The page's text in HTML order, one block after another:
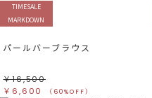
TIMESALE
MARKDOWN
パールバーブラウス
￥16,500
￥6,600
（60%OFF）